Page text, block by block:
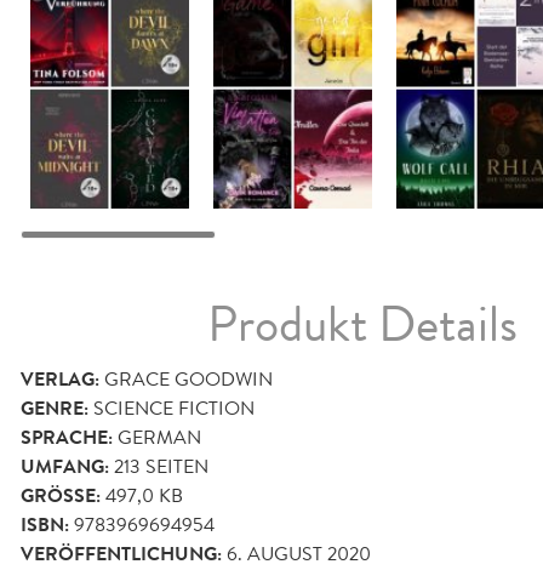
Produkt Details
VERLAG:GRACE GOODWIN
GENRE: SCIENCE FICTION
SPRACHE:GERMAN
UMFANG:213 SEITEN
GRÖSSE: 497,0 KB
ISBN:9783969694954
VERÖFFENTLICHUNG:6. AUGUST 2020